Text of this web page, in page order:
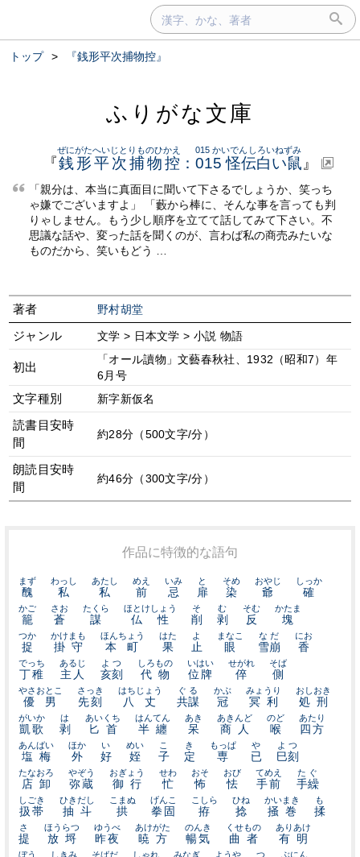
トップ > 『銭形平次捕物控』
ふりがな文庫
『銭形平次捕物控
ぜにがたへいじとりものひかえ
： 015 怪伝白い鼠
015 かいでんしろいねずみ
』
「親分は、本当に真面目に聞いて下さるでしょうか、笑っち
ゃ嫌でございますよ」 「藪から棒に、そんな事を言っても判
りゃしません。もう少し順序を立てて話してみて下さい。不
思議な話や、変った話を聞くのが、言わば私の商売みたいな
ものだから、笑いもどう …
著者 野村胡堂
ジャンル 文学 > 日本文学 > 小説 物語
初出
「オール讀物」文藝春秋社、1932（昭和7）年
6月号
文字種別 新字新仮名
読書目安時
間
約28分（500文字/分）
朗読目安時
間
約46分（300文字/分）
作品に特徴的な語句
醜
まず
私
わっし
私
あたし
前
めえ
忌
いみ
扉
と
染
そめ
爺
おやじ
確
しっか
籠
かご
蒼
さお
謀
たくら
仏性
ほとけしょう
削
そ
剥
む
反
そむ
塊
かたま
捉
つか
掛守
かけまも
本町
ほんちょう
果
はた
止
よ
眼
まなこ
雪崩
なだ
香
にお
丁稚
でっち
主人
あるじ
亥刻
よつ
代物
しろもの
位牌
いはい
倅
せがれ
側
そば
優男
やさおとこ
先刻
さっき
八丈
はちじょう
共謀
ぐる
冠
かぶ
冥利
みょうり
処刑
おしおき
凱歌
がいか
剥
は
匕首
あいくち
半纏
はんてん
呆
あき
商人
あきんど
喉
のど
四方
あたり
塩梅
あんばい
外
ほか
好
い
姪
めい
子
こ
定
き
専
もっぱ
已
や
巳刻
よつ
店卸
たなおろ
弥蔵
やぞう
御行
おぎょう
忙
せわ
怖
おそ
怯
おび
手前
てめえ
手繰
たぐ
扱帯
しごき
抽斗
ひきだし
拱
こまぬ
拳固
げんこ
拵
こしら
捻
ひね
掻巻
かいまき
揉
も
提
さ
放埒
ほうらつ
昨夜
ゆうべ
暁方
あけがた
暢気
のんき
曲者
くせもの
有明
ありあけ
ぼう しきみ そばだ しゃれ みなぎ ようや つ ぶにん